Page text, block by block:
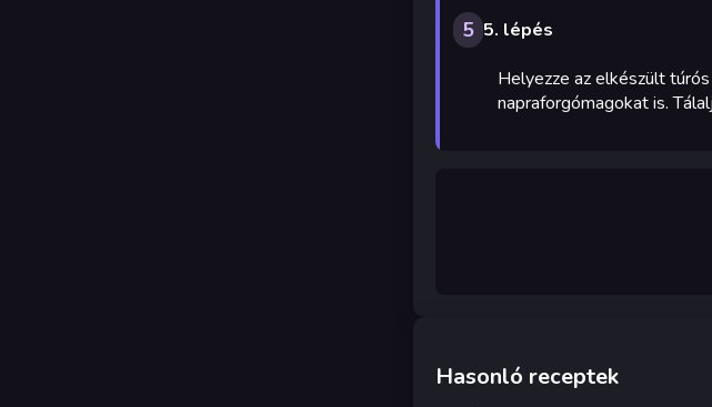
5 5. lépés
Helyezze az elkészült
napraforgómagokat is.
Hasonló receptek